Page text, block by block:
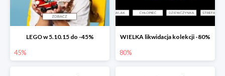
LEGO w 5.10.15 do -45%
45%
WIELKA likwidacja kolekcji -80%
80%